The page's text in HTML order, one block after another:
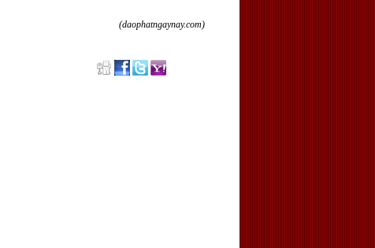
(daophatngaynay.com)